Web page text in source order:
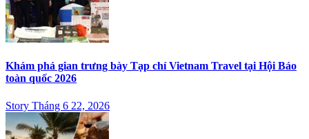
Khám phá gian trưng bày Tạp chí Vietnam Travel tại Hội Báo
toàn quốc 2026
Story Tháng 6 22, 2026